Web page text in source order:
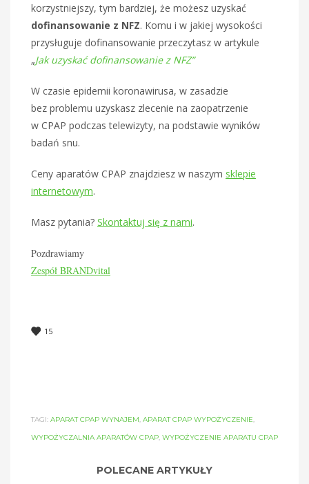
korzystniejszy, tym bardziej, że możesz uzyskać
dofinansowanie z NFZ. Komu i w jakiej wysokości
przysługuje dofinansowanie przeczytasz w artykule
„Jak uzyskać dofinansowanie z NFZ”
W czasie epidemii koronawirusa, w zasadzie
bez problemu uzyskasz zlecenie na zaopatrzenie
w CPAP podczas telewizyty, na podstawie wyników
badań snu.
Ceny aparatów CPAP znajdziesz w naszym sklepie
internetowym.
Masz pytania? Skontaktuj się z nami.
Pozdrawiamy
Zespół BRANDvital
15
TAGI: APARAT CPAP WYNAJEM, APARAT CPAP WYPOŻYCZENIE,
WYPOŻYCZALNIA APARATÓW CPAP, WYPOŻYCZENIE APARATU CPAP
POLECANE ARTYKUŁY